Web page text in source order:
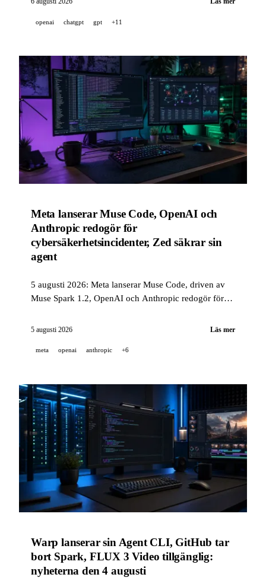
som förutspår cykloner fem dagar i förväg. Wan3.0
och hävdar fem resultat på guldnivå vid internationella
vetenskapsolympiader, tillsammans med femton andra
tillkännagivanden om agentiska kodverktyg och
landskapet för öppna modeller.
openai chatgpt gpt +11
Meta lanserar Muse Code, OpenAI och
Anthropic redogör för
cybersäkerhetsincidenter, Zed säkrar sin
agent
5 augusti 2026: Meta lanserar Muse Code, driven av
Muse Spark 1.2, OpenAI och Anthropic redogör för
utvärderingar utförda av UK AI Security Institute, och
version 1.14.
5 augusti 2026 Läs mer
meta openai anthropic +6
Warp lanserar sin Agent CLI, GitHub tar
bort Spark, FLUX 3 Video tillgänglig:
nyheterna den 4 augusti